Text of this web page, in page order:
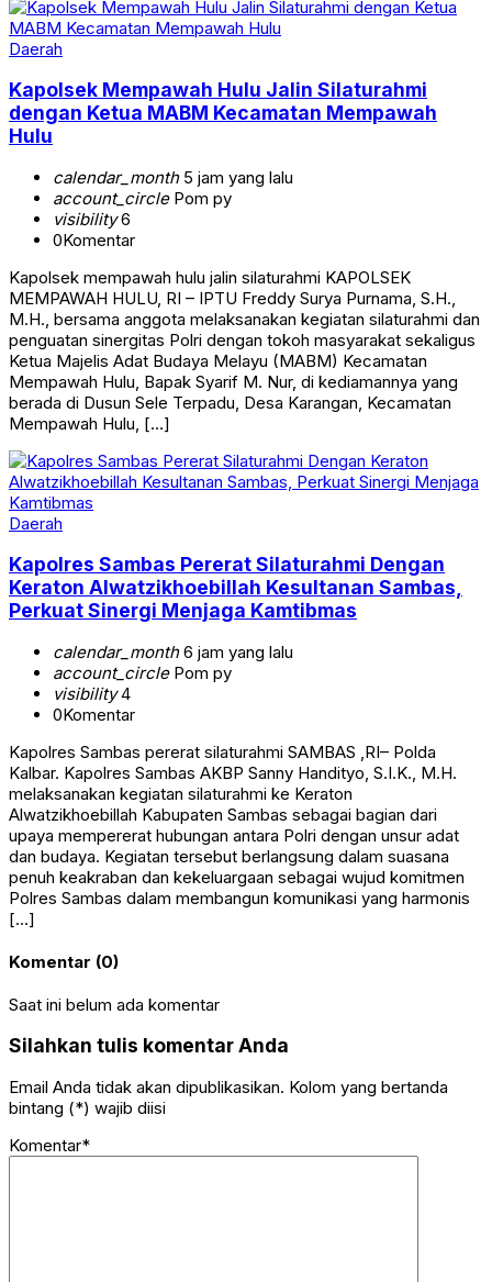
Daerah
Kapolsek Mempawah Hulu Jalin Silaturahmi
dengan Ketua MABM Kecamatan Mempawah
Hulu
calendar_month5 jam yang lalu
account_circlePom py
visibility6
0Komentar
Kapolsek mempawah hulu jalin silaturahmi KAPOLSEK
MEMPAWAH HULU, RI – IPTU Freddy Surya Purnama, S.H.,
M.H., bersama anggota melaksanakan kegiatan silaturahmi dan
penguatan sinergitas Polri dengan tokoh masyarakat sekaligus
Ketua Majelis Adat Budaya Melayu (MABM) Kecamatan
Mempawah Hulu, Bapak Syarif M. Nur, di kediamannya yang
berada di Dusun Sele Terpadu, Desa Karangan, Kecamatan
Mempawah Hulu, […]
Daerah
Kapolres Sambas Pererat Silaturahmi Dengan
Keraton Alwatzikhoebillah Kesultanan Sambas,
Perkuat Sinergi Menjaga Kamtibmas
calendar_month6 jam yang lalu
account_circlePom py
visibility4
0Komentar
Kapolres Sambas pererat silaturahmi ‎SAMBAS ,RI– Polda
Kalbar. Kapolres Sambas AKBP Sanny Handityo, S.I.K., M.H.
melaksanakan kegiatan silaturahmi ke Keraton
Alwatzikhoebillah Kabupaten Sambas sebagai bagian dari
upaya mempererat hubungan antara Polri dengan unsur adat
dan budaya. Kegiatan tersebut berlangsung dalam suasana
penuh keakraban dan kekeluargaan sebagai wujud komitmen
Polres Sambas dalam membangun komunikasi yang harmonis
[…]
Komentar (0)
Saat ini belum ada komentar
Silahkan tulis komentar Anda
Email Anda tidak akan dipublikasikan. Kolom yang bertanda
bintang (*) wajib diisi
Komentar*